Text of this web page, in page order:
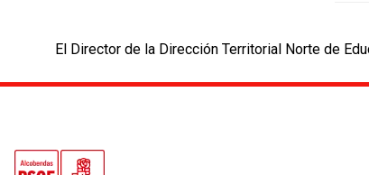
post:
El Director de la Dirección Territorial Norte de